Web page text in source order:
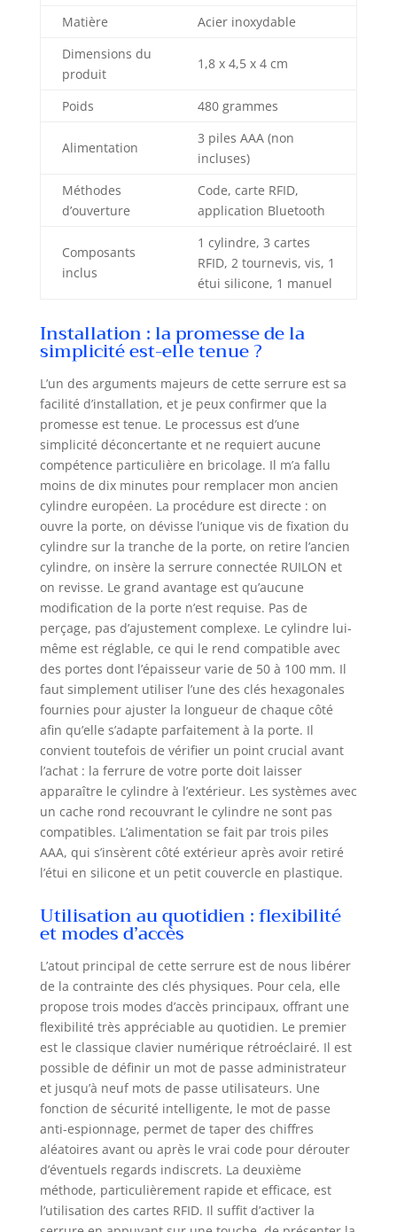
vous devez les
Installation facile ]
perçage ni
câblage. Convient
aux portes d'une
100 mm. La
distance entre le
serrure et le cadre
de la porte doit
être supérieure à
pile faible ] si la
pile est inférieure
à 20 %, un rappel
est émis et la pile
doit être
remplacée à
temps. 3 piles AAA
durent 1 an (piles
non incluses).
Prend en charge le
déverrouillage
d'urgence par USB
(sans fonction de
chargement)
Matière
Acier inoxydable
Dimensions du
produit
1,8 x 4,5 x 4 cm
Poids 480 grammes
Alimentation
3 piles AAA (non
incluses)
Méthodes
d’ouverture
Code, carte RFID,
application Bluetooth
Composants
inclus
1 cylindre, 3 cartes
RFID, 2 tournevis, vis, 1
étui silicone, 1 manuel
Installation : la promesse de la
simplicité est-elle tenue ?
L’un des arguments majeurs de cette serrure est sa
facilité d’installation, et je peux confirmer que la
promesse est tenue. Le processus est d’une
simplicité déconcertante et ne requiert aucune
compétence particulière en bricolage. Il m’a fallu
moins de dix minutes pour remplacer mon ancien
cylindre européen. La procédure est directe : on
ouvre la porte, on dévisse l’unique vis de fixation du
cylindre sur la tranche de la porte, on retire l’ancien
cylindre, on insère la serrure connectée RUILON et
on revisse. Le grand avantage est qu’aucune
modification de la porte n’est requise. Pas de
perçage, pas d’ajustement complexe. Le cylindre lui-
même est réglable, ce qui le rend compatible avec
des portes dont l’épaisseur varie de 50 à 100 mm. Il
faut simplement utiliser l’une des clés hexagonales
fournies pour ajuster la longueur de chaque côté
afin qu’elle s’adapte parfaitement à la porte. Il
convient toutefois de vérifier un point crucial avant
l’achat : la ferrure de votre porte doit laisser
apparaître le cylindre à l’extérieur. Les systèmes avec
un cache rond recouvrant le cylindre ne sont pas
compatibles. L’alimentation se fait par trois piles
AAA, qui s’insèrent côté extérieur après avoir retiré
l’étui en silicone et un petit couvercle en plastique.
Utilisation au quotidien : flexibilité
et modes d’accès
L’atout principal de cette serrure est de nous libérer
de la contrainte des clés physiques. Pour cela, elle
propose trois modes d’accès principaux, offrant une
flexibilité très appréciable au quotidien. Le premier
est le classique clavier numérique rétroéclairé. Il est
possible de définir un mot de passe administrateur
et jusqu’à neuf mots de passe utilisateurs. Une
fonction de sécurité intelligente, le mot de passe
anti-espionnage, permet de taper des chiffres
aléatoires avant ou après le vrai code pour dérouter
d’éventuels regards indiscrets. La deuxième
méthode, particulièrement rapide et efficace, est
l’utilisation des cartes RFID. Il suffit d’activer la